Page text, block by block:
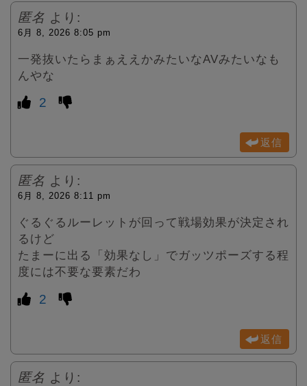
匿名 より:
6月 8, 2026 8:05 pm
一発抜いたらまぁええかみたいなAVみたいなも
んやな
2
返信
匿名 より:
6月 8, 2026 8:11 pm
ぐるぐるルーレットが回って戦場効果が決定され
るけど
たまーに出る「効果なし」でガッツポーズする程
度には不要な要素だわ
2
返信
匿名 より: